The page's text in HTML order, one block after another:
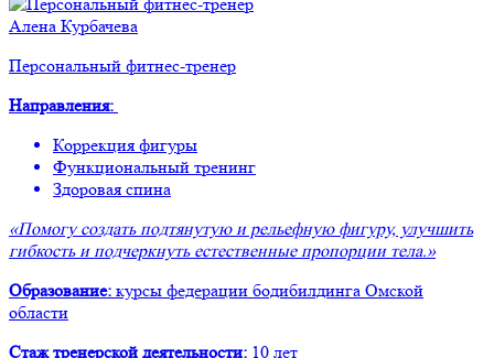
Алена Курбачева
Персональный фитнес-тренер
Направления:
Коррекция фигуры
Функциональный тренинг
Здоровая спина
«Помогу создать подтянутую и рельефную фигуру, улучшить
гибкость и подчеркнуть естественные пропорции тела.»
Образование: курсы федерации бодибилдинга Омской
области
Стаж тренерской деятельности: 10 лет